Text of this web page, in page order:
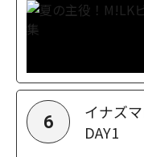
6
イナズ
DAY1